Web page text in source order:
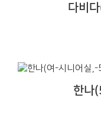
다비
한나